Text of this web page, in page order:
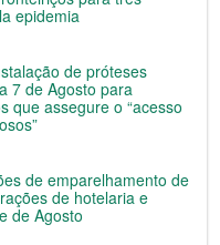
epidemia
de próteses
7 de Agosto para
que assegure o “acesso
de emparelhamento de
de hotelaria e
de Agosto